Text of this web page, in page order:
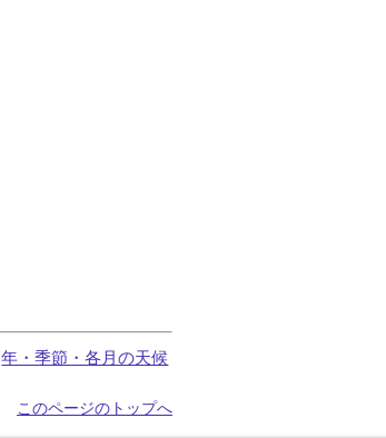
年・季節・各月の天候
このページのトップへ